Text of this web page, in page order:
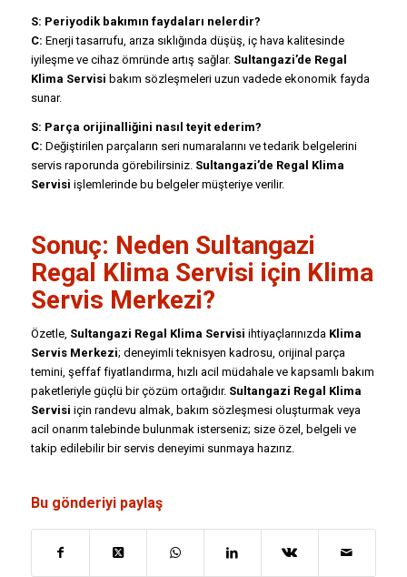
S: Periyodik bakımın faydaları nelerdir?
C: Enerji tasarrufu, arıza sıklığında düşüş, iç hava kalitesinde
iyileşme ve cihaz ömründe artış sağlar. Sultangazi’de Regal
Klima Servisi bakım sözleşmeleri uzun vadede ekonomik fayda
sunar.
S: Parça orijinalliğini nasıl teyit ederim?
C: Değiştirilen parçaların seri numaralarını ve tedarik belgelerini
servis raporunda görebilirsiniz. Sultangazi’de Regal Klima
Servisi işlemlerinde bu belgeler müşteriye verilir.
Sonuç: Neden Sultangazi
Regal Klima Servisi için Klima
Servis Merkezi?
Özetle, Sultangazi Regal Klima Servisi ihtiyaçlarınızda Klima
Servis Merkezi; deneyimli teknisyen kadrosu, orijinal parça
temini, şeffaf fiyatlandırma, hızlı acil müdahale ve kapsamlı bakım
paketleriyle güçlü bir çözüm ortağıdır. Sultangazi Regal Klima
Servisi için randevu almak, bakım sözleşmesi oluşturmak veya
acil onarım talebinde bulunmak isterseniz; size özel, belgeli ve
takip edilebilir bir servis deneyimi sunmaya hazırız.
Bu gönderiyi paylaş